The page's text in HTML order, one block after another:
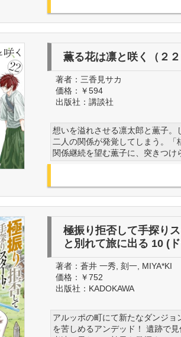
薫る花は凛と咲く（２
著者： 三香見サカ
価格： ￥594
出版社： 講談社
想いを溢れさせる凛太郎と薫子
二人の関係が発覚してしまう。
関係継続を望む薫子に、突きつけ
極振り拒否して手探り
と別れて旅に出る 10 (
著者： 蒼井 一秀, 刻一, MIYA*KI
価格： ￥752
出版社： KADOKAWA
アルッポの町にて新たなダンジ
を苦しめるアンデッド！ 遺跡で